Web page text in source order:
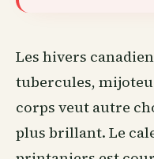
Les hivers
tubercules,
corps veut autre
plus brillant. Le